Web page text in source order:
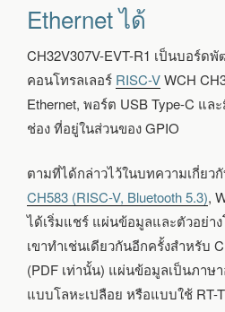
Ethernet ได้
CH32V307V-EVT-R1 เป็นบอร์ด
คอนโทรลเลอร์ RISC-VWCH
Ethernet, พอร์ต USB Type-C แล
ช่อง ที่อยู่ในส่วนของ GPIO
ตามที่ได้กล่าวไว้ในบทความเกี่ยว
CH583 (RISC-V, Bluetooth 5.3),
ได้เริ่มแชร์ แผ่นข้อมูลและตัวอย่า
เขาทำเช่นเดียวกันอีกครั้งสำหรับ
(PDF เท่านั้น) แผ่นข้อมูลเป็นภาษ
แบบโลหะเปลือย หรือแบบใช้ RT-